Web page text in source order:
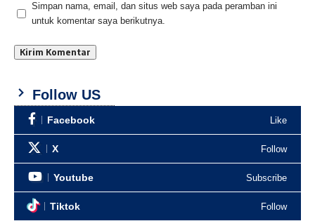
Simpan nama, email, dan situs web saya pada peramban ini
untuk komentar saya berikutnya.
Follow US
Facebook Like
X Follow
Youtube Subscribe
Tiktok Follow